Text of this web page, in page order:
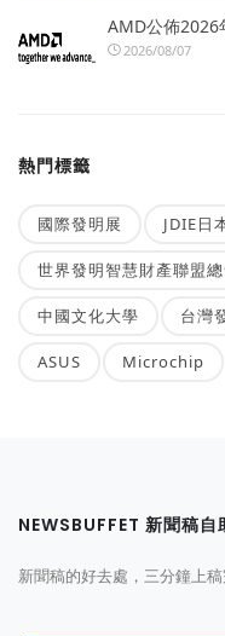
AMD公佈2026
2026/08/07
熱門標籤
國際發明展 JDIE日
世界發明智慧財產聯盟
中國文化大學 台灣
ASUS Microchip
NEWSBUFFET 新聞稿自
新聞稿的好去處，三分鐘上